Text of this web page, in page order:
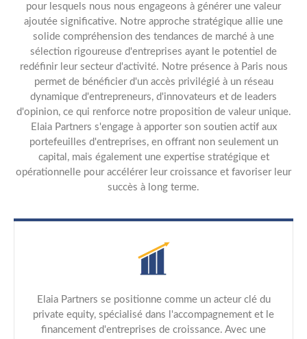
pour lesquels nous nous engageons à générer une valeur
ajoutée significative. Notre approche stratégique allie une
solide compréhension des tendances de marché à une
sélection rigoureuse d'entreprises ayant le potentiel de
redéfinir leur secteur d'activité. Notre présence à Paris nous
permet de bénéficier d'un accès privilégié à un réseau
dynamique d'entrepreneurs, d'innovateurs et de leaders
d'opinion, ce qui renforce notre proposition de valeur unique.
Elaia Partners s'engage à apporter son soutien actif aux
portefeuilles d'entreprises, en offrant non seulement un
capital, mais également une expertise stratégique et
opérationnelle pour accélérer leur croissance et favoriser leur
succès à long terme.
Elaia Partners se positionne comme un acteur clé du
private equity, spécialisé dans l'accompagnement et le
financement d'entreprises de croissance. Avec une